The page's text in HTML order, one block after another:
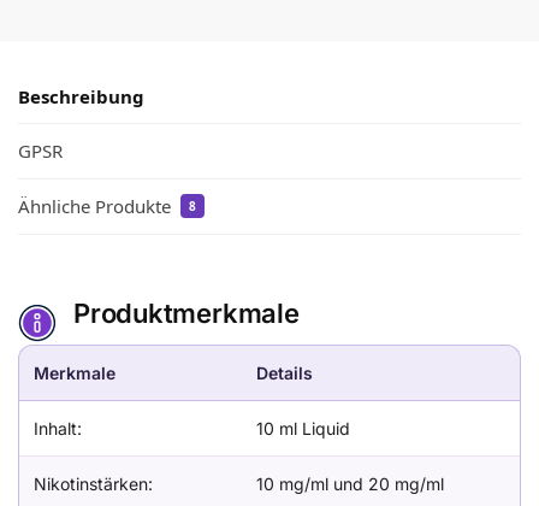
Beschreibung
GPSR
Ähnliche Produkte 8
Produktmerkmale
Merkmale Details
Inhalt: 10 ml Liquid
Nikotinstärken: 10 mg/ml und 20 mg/ml